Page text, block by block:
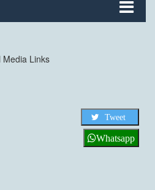
Media Links
Tweet
Whatsapp